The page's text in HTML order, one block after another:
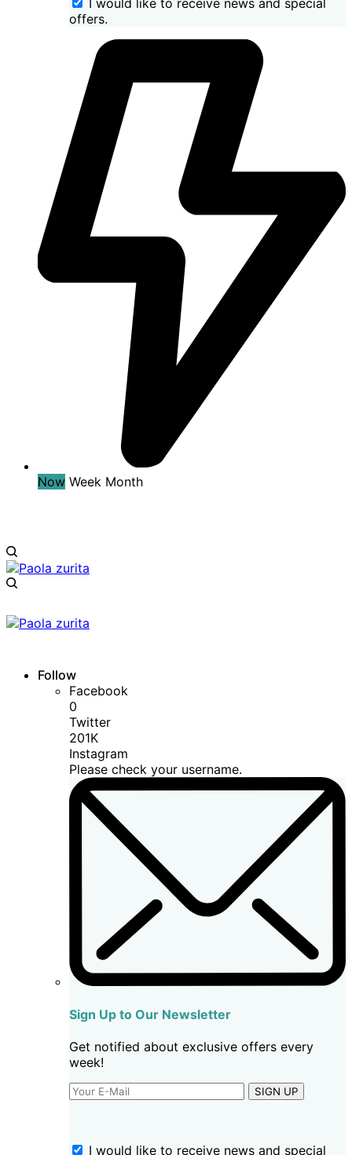
I would like to receive news and special
offers.
Now Week Month
Follow
Facebook
0
Twitter
201K
Instagram
Please check your username.
Sign Up to Our Newsletter
Get notified about exclusive offers every
week!
SIGN UP
I would like to receive news and special